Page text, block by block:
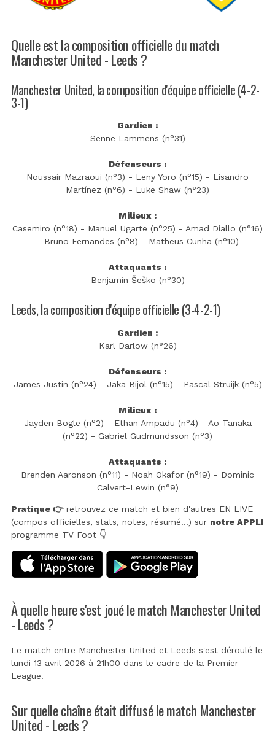
Quelle est la composition officielle du match
Manchester United - Leeds ?
Manchester United, la composition d'équipe officielle (4-2-
3-1)
Gardien :
Senne Lammens (n°31)
Défenseurs :
Noussair Mazraoui (n°3) - Leny Yoro (n°15) - Lisandro
Martínez (n°6) - Luke Shaw (n°23)
Milieux :
Casemiro (n°18) - Manuel Ugarte (n°25) - Amad Diallo (n°16)
- Bruno Fernandes (n°8) - Matheus Cunha (n°10)
Attaquants :
Benjamin Šeško (n°30)
Leeds, la composition d'équipe officielle (3-4-2-1)
Gardien :
Karl Darlow (n°26)
Défenseurs :
James Justin (n°24) - Jaka Bijol (n°15) - Pascal Struijk (n°5)
Milieux :
Jayden Bogle (n°2) - Ethan Ampadu (n°4) - Ao Tanaka
(n°22) - Gabriel Gudmundsson (n°3)
Attaquants :
Brenden Aaronson (n°11) - Noah Okafor (n°19) - Dominic
Calvert-Lewin (n°9)
Pratique 👉retrouvez ce match et bien d'autres EN LIVE
(compos officielles, stats, notes, résumé...) sur notre APPLI
programme TV Foot 👇
À quelle heure s'est joué le match Manchester United
- Leeds ?
Le match entre Manchester United et Leeds s'est déroulé le
lundi 13 avril 2026 à 21h00 dans le cadre de la Premier
League.
Sur quelle chaîne était diffusé le match Manchester
United - Leeds ?